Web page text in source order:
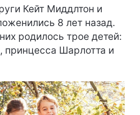
Кейт Миддлтон и
8 лет назад.
родилось трое детей:
Шарлотта и